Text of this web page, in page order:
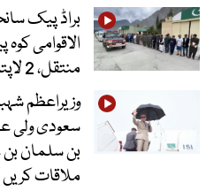
الاقوامی
منتقل، 2 لاپتا افراد کی تلاش جاری
وزیراعظم
سعودی ولی
بن سلمان بن
ملاقات